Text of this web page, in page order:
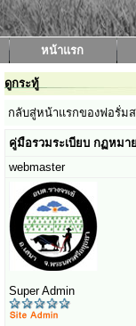
หน้าแรก
ดูกระทู้
กลับสู่หน้าแรกของฟอรั่ม
คู่มือรวมระเบียบ กฏหม
webmaster
Super Admin